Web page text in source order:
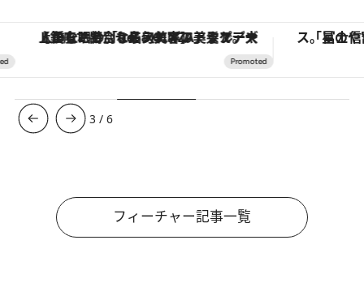
【銀座で出合う最旬美容】美髪ケアや上質な眠り…セルフケアのアップデートから、特別な名入れギフトまで。大人のための「ReFa GINZA」クルーズ
3 /6
フィーチャー記事一覧